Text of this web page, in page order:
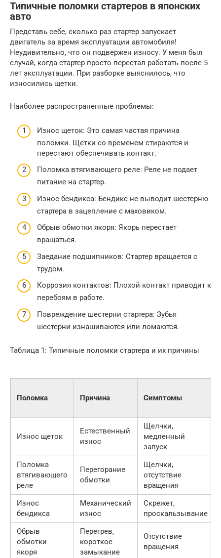
Типичные поломки стартеров в японских
авто
Представь себе, сколько раз стартер запускает
двигатель за время эксплуатации автомобиля!
Неудивительно, что он подвержен износу. У меня был
случай, когда стартер просто перестал работать после 5
лет эксплуатации. При разборке выяснилось, что
износились щетки.
Наиболее распространенные проблемы:
Износ щеток: Это самая частая причина
поломки. Щетки со временем стираются и
перестают обеспечивать контакт.
Поломка втягивающего реле: Реле не подает
питание на стартер.
Износ бендикса: Бендикс не выводит шестерню
стартера в зацепление с маховиком.
Обрыв обмотки якоря: Якорь перестает
вращаться.
Заедание подшипников: Стартер вращается с
трудом.
Коррозия контактов: Плохой контакт приводит к
перебоям в работе.
Повреждение шестерни стартера: Зубья
шестерни изнашиваются или ломаются.
Таблица 1: Типичные поломки стартера и их причины
Поломка Причина Симптомы
Износ щеток
Естественный
износ
Щелчки,
медленный
запуск
Поломка
втягивающего
реле
Перегорание
обмотки
Щелчки,
отсутствие
вращения
Износ
бендикса
Механический
износ
Скрежет,
проскальзывание
Обрыв
обмотки
якоря
Перегрев,
короткое
замыкание
Отсутствие
вращения